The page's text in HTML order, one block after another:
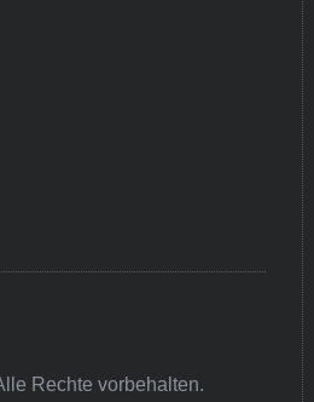
Rechte vorbehalten.